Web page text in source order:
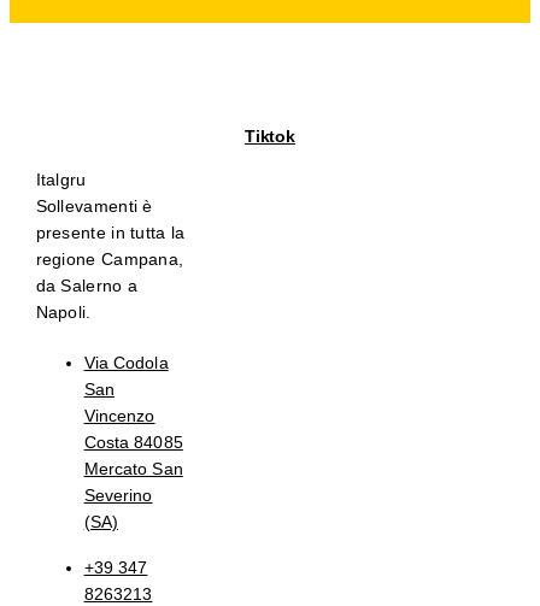
Tiktok
Italgru
Sollevamenti è
presente in tutta la
regione Campana,
da Salerno a
Napoli.
Via Codola
San
Vincenzo
Costa 84085
Mercato San
Severino
(SA)
+39 347
8263213